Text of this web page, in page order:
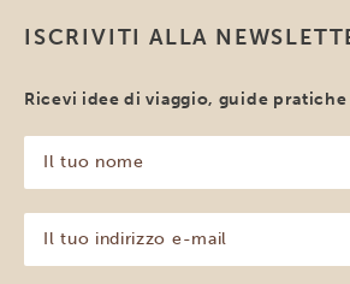
ISCRIVITI ALLA
Ricevi idee di viaggio, guide
tuo
nome
(Obbligatorio)
tuo
indirizzo